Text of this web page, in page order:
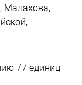
Малахова,
77 единиц